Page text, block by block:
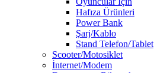
Hafıza Ürünleri
Power Bank
Şarj/Kablo
Stand Telefon/Tablet
Scooter/Motosiklet
İnternet/Modem